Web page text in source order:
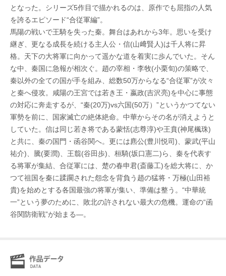
となった。シリーズ5作目で描かれるのは、原作でも屈指の人気
を誇るエピソード“合従軍編”。
馬陽の戦いで王騎を失った秦。舞台はあれから3年。思いを受け
継ぎ、更なる成長を続ける主人公・信(山﨑賢人)は千人将に昇
格。天下の大将軍に向かって遥かな道を着実に歩んでいた。そん
な中、秦国に急報が相次ぐ。趙の宰相・李牧(小栗旬)の策略で、
秦以外の全ての国が手を組み、総数50万からなる“合従軍”が次々
と秦へ侵攻。咸陽の王宮では若き王・嬴政(吉沢亮)を中心に事態
の対応に奔走するが、“秦(20万)vs六国(50万）”というかつてない
軍勢を前に、国家滅亡の絶体絶命。中華からその名が消えようと
していた。信は同じ若き将である蒙恬(志尊淳)や王賁(神尾楓珠)
と共に、秦の国門・函谷関へ。更には麃公(豊川悦司)、蒙武(平山
祐介)、騰(要潤)、王翦(谷田歩)、桓騎(坂口憲二)ら、秦を代表す
る将軍が集結、合従軍には、楚の春申君(斎藤工)を総大将に、か
つて祖国を秦に蹂躙された怨念を背負う趙の猛将・万極(山田裕
貴)を始めとする各国最強の将軍が集い、準備は整う。“中華統
一”という夢のために、敗北の許されない最大の危機。運命の“函
谷関防衛戦”が始まる―。